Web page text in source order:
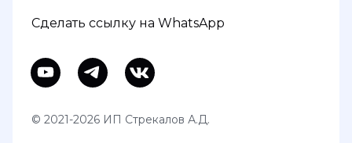
Сделать ссылку на WhatsApp
© 2021-2026 ИП Стрекалов А.Д.